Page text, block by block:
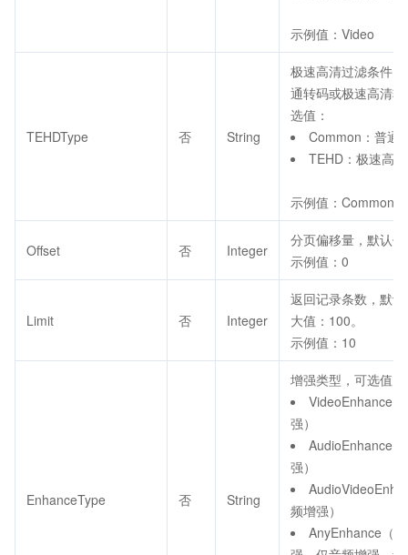
示例值：Video
TEHDType 否 String
极速高清过滤条件
通转码或极速高清
选值：
Common：普通
TEHD：极速高
示例值：Common
Offset 否 Integer
分页偏移量，默认
示例值：0
Limit 否 Integer
返回记录条数，默
大值：100。
示例值：10
EnhanceType 否 String
增强类型，可选值：
VideoEnhance
强）
AudioEnhance
强）
频增强）
AnyEnhance（